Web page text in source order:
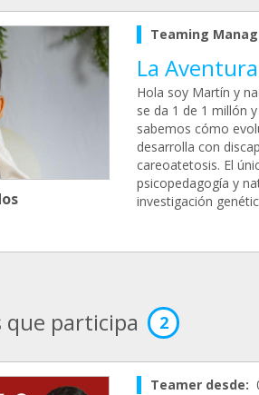
Teaming
La
Hola soy Martín y
se da 1 de 1 millón
sabemos cómo
desarrolla con
careoatetosis. El
psicopedagogía y
investigación
que participa 2
Teamer desde: